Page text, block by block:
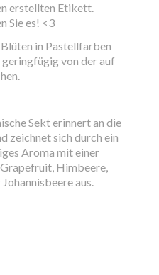
erstellten Etikett.
Sie es! <3
in Pastellfarben
von der auf
Sekt erinnert an die
zeichnet sich durch ein
Aroma mit einer
Himbeere,
aus.